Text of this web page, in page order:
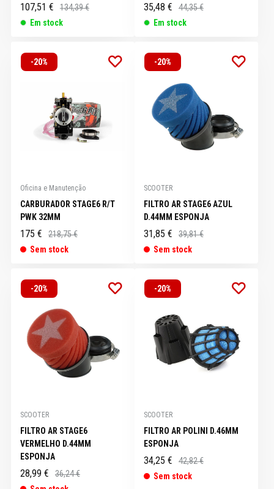
107,51 €
134,39 €
Em stock
35,48 €
44,35 €
Em stock
-20%
Oficina e Manutenção
CARBURADOR STAGE6 R/T
PWK 32MM
175 €
218,75 €
Sem stock
-20%
SCOOTER
FILTRO AR STAGE6 AZUL
D.44MM ESPONJA
31,85 €
39,81 €
Sem stock
-20%
SCOOTER
FILTRO AR STAGE6
VERMELHO D.44MM
ESPONJA
28,99 €
36,24 €
-20%
SCOOTER
FILTRO AR POLINI D.46MM
ESPONJA
34,25 €
42,82 €
Sem stock